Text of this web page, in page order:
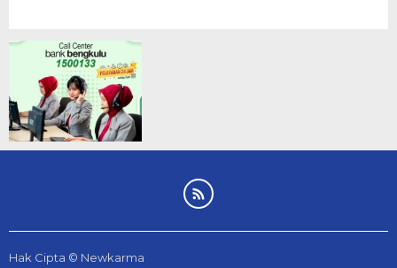
Hak Cipta © Newkarma